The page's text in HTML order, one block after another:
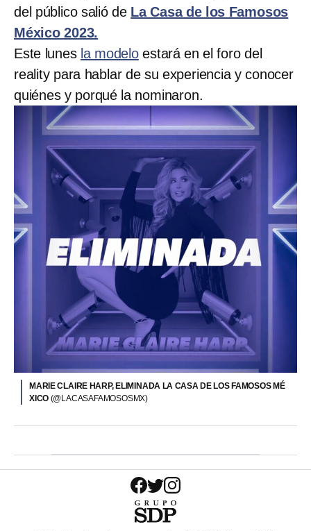
del público salió de La Casa de los Famosos
México 2023.
Este lunes la modeloestará en el foro del
reality para hablar de su experiencia y conocer
quiénes y porqué la nominaron.
MARIE CLAIRE HARP, ELIMINADA LA CASA DE LOS FAMOSOS MÉ
XICO (@LACASAFAMOSOSMX)